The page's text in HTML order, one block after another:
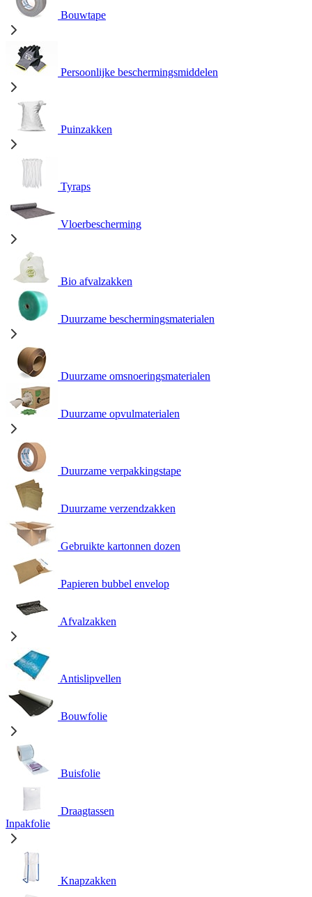
Bouwtape
Persoonlijke beschermingsmiddelen
Puinzakken
Tyraps
Vloerbescherming
Bio afvalzakken
Duurzame beschermingsmaterialen
Duurzame omsnoeringsmaterialen
Duurzame opvulmaterialen
Duurzame verpakkingstape
Duurzame verzendzakken
Gebruikte kartonnen dozen
Papieren bubbel envelop
Afvalzakken
Antislipvellen
Bouwfolie
Buisfolie
Draagtassen
Inpakfolie
Knapzakken